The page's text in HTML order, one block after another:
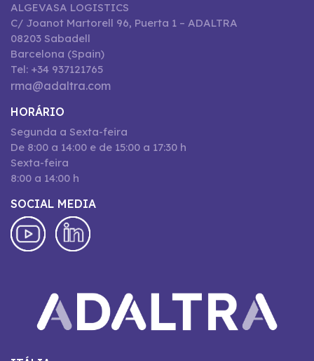
ALGEVASA LOGISTICS
C/ Joanot Martorell 96, Puerta 1 – ADALTRA
08203 Sabadell
Barcelona (Spain)
Tel: +34 937121765
rma@adaltra.com
HORÁRIO
Segunda a Sexta-feira
De 8:00 a 14:00 e de 15:00 a 17:30 h
Sexta-feira
8:00 a 14:00 h
SOCIAL MEDIA